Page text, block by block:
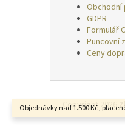
Objednávky nad 1.500 Kč,
Obchodní
GDPR
Formulář
Puncovní
Ceny
Copyright 2026